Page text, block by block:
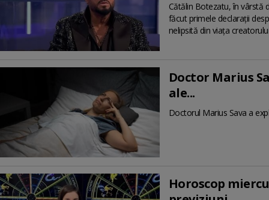
Cătălin Botezatu, în vârstă
făcut primele declarații
nelipsită din viața
Doctor Marius
ale...
Doctorul Marius Sava a
Horoscop